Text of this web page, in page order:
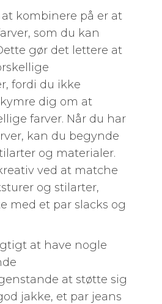
kombinere på er at
som du kan
gør det lettere at
fordi du ikke
dig om at
farver. Når du har
kan du begynde
og materialer.
ved at matche
og stilarter,
med et par slacks og
at have nogle
at støtte sig
jakke, et par jeans